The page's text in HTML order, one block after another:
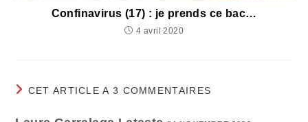
Confinavirus (17) : je prends ce bac…
4 avril 2020
CET ARTICLE A 3 COMMENTAIRES